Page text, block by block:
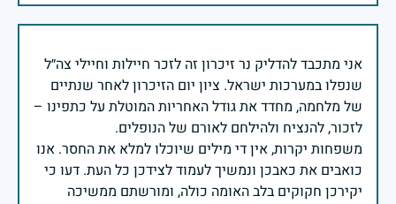
אני מתכבד להדליק נר זיכרון זה לזכר חיילות וחיילי צה״ל
שנפלו במערכות ישראל. ציון יום הזיכרון לאחר שנתיים
של מלחמה, מחדד את גודל האחריות המוטלת על כתפינו –
משפחות יקרות, אין די מילים שיוכלו למלא את החסר. אנו
כואבים את כאבכן ונמשיך לעמוד לצידכן כל העת. דעו כי
יקירכן חקוקים בלב האומה כולה, ומורשתם ממשיכה